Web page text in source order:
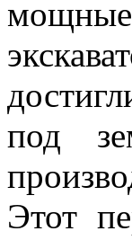
под
Этот